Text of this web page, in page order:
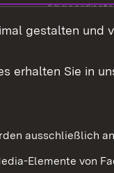
Abgeordnete
gestalten und
erhalten Sie in
ausschließlich
Elemente von